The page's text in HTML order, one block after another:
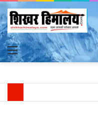
Menu